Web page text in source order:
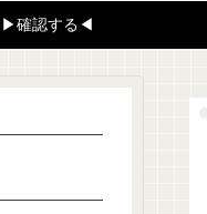
▶確認する◀